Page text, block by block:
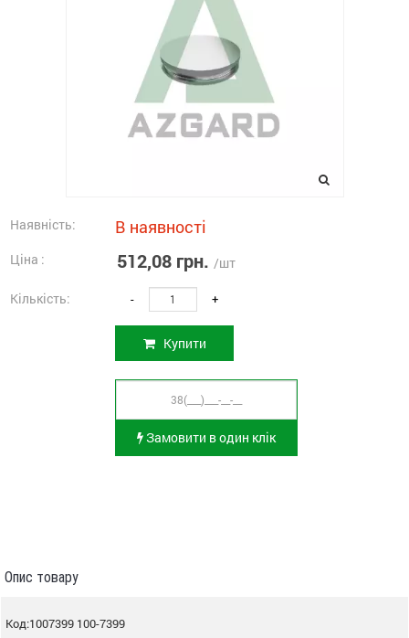
Наявність: В наявності
Ціна : 512,08 грн. /шт
Кількість: - +
Купити
Замовити в один клік
Опис товару
Код:1007399 100-7399